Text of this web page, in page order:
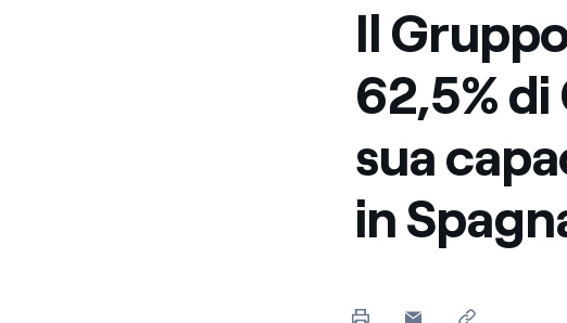
Il
62,5%
sua
in